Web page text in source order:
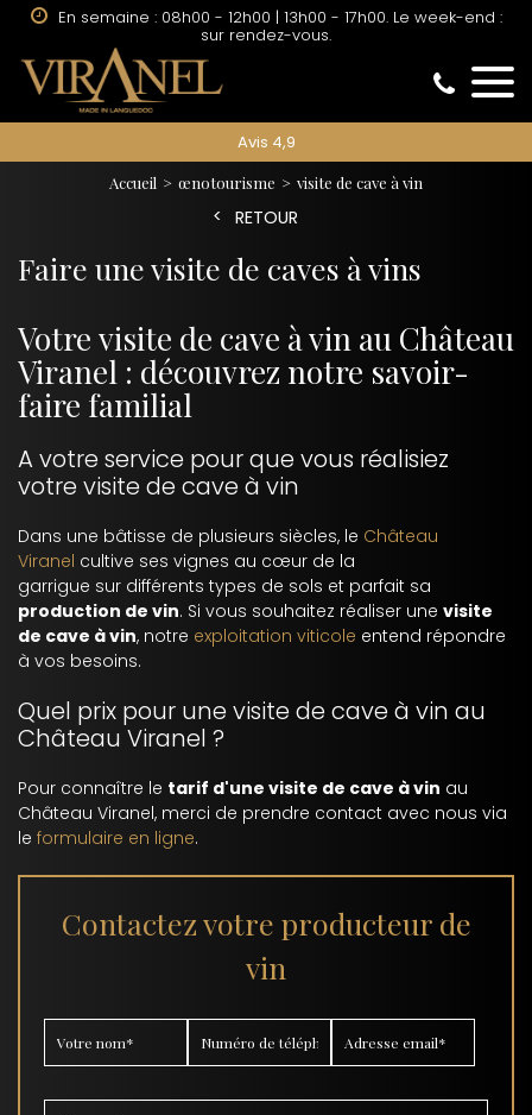
sur rendez-vous.
Avis 4,9
Accueil œnotourisme visite de cave à vin
RETOUR
Faire une visite de caves à vins
Votre visite de cave à vin au Château
Viranel : découvrez notre savoir-
faire familial
A votre service pour que vous réalisiez
votre visite de cave à vin
Dans une bâtisse de plusieurs siècles, le Château
Viranel cultive ses vignes au cœur de la
garrigue sur différents types de sols et parfait sa
production de vin. Si vous souhaitez réaliser une visite
de cave à vin, notre exploitation viticole entend répondre
à vos besoins.
Quel prix pour une visite de cave à vin au
Château Viranel ?
Pour connaître le tarif d'une visite de cave à vin au
Château Viranel, merci de prendre contact avec nous via
le formulaire en ligne.
Contactez votre producteur de
vin